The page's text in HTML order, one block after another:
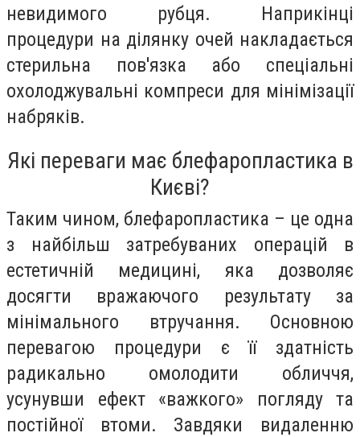
невидимого рубця. Наприкінці
процедури на ділянку очей накладається
стерильна пов'язка або спеціальні
охолоджувальні компреси для мінімізації
набряків.
Які переваги має блефаропластика в
Києві?
Таким чином, блефаропластика – це одна
з найбільш затребуваних операцій в
естетичній медицині, яка дозволяє
досягти вражаючого результату за
мінімального втручання. Основною
перевагою процедури є її здатність
радикально омолодити обличчя,
усунувши ефект «важкого» погляду та
постійної втоми. Завдяки видаленню